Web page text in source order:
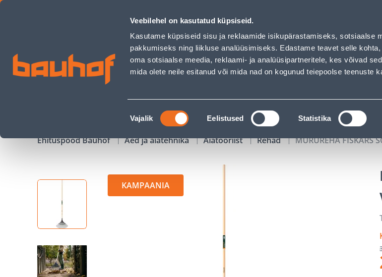
Veebilehel on kasutatud küpsiseid.
Kasutame küpsiseid sisu ja reklaamide isikupärastamiseks, sotsiaalse
pakkumiseks ning liikluse analüüsimiseks. Edastame teavet selle
oma sotsiaalse meedia, reklaami- ja analüüsipartneritele, kes võivad
mida olete neile esitanud või mida nad on kogunud teiepoolse teenuste
Nõusoleku
valik
Vajalik Eelistused Statistika
MURUREHA FISKARS SOLID FSC, VARREGA - Bauhof has loaded
Äriklienditeenindus Klienditeenindus Teenused Karjäärileht
OTSI
KAMPAANIAD KATALOOGID
Ehituspood Bauhof Aed ja aiatehnika Aiatööriist Rehad MURUREHA FISKARS
KAMPAANIA